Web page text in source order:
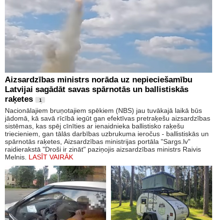
Aizsardzības ministrs norāda uz nepieciešamību
Latvijai sagādāt savas spārnotās un ballistiskās
raķetes
1
Nacionālajiem bruņotajiem spēkiem (NBS) jau tuvākajā laikā būs
jādomā, kā savā rīcībā iegūt gan efektīvas pretraķešu aizsardzības
sistēmas, kas spēj cīnīties ar ienaidnieka ballistisko raķešu
triecieniem, gan tālās darbības uzbrukuma ieročus - ballistiskās un
spārnotās raķetes, Aizsardzības ministrijas portāla "Sargs.lv"
raidierakstā "Droši ir zināt" paziņojis aizsardzības ministrs Raivis
Melnis. LASĪT VAIRĀK